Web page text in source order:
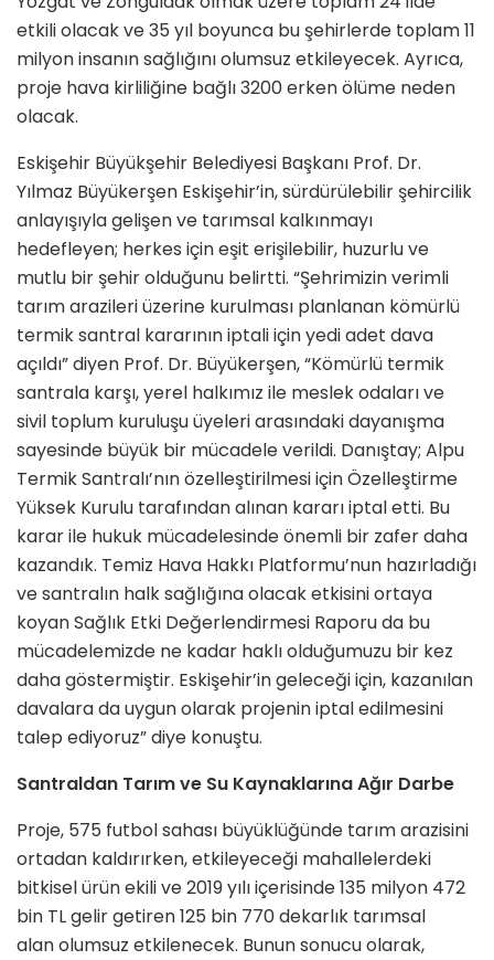
etkili olacak ve 35 yıl boyunca bu şehirlerde toplam 11
milyon insanın sağlığını olumsuz etkileyecek. Ayrıca,
proje hava kirliliğine bağlı 3200 erken ölüme neden
olacak.
Eskişehir Büyükşehir Belediyesi Başkanı Prof. Dr.
Yılmaz Büyükerşen Eskişehir’in, sürdürülebilir şehircilik
anlayışıyla gelişen ve tarımsal kalkınmayı
hedefleyen; herkes için eşit erişilebilir, huzurlu ve
mutlu bir şehir olduğunu belirtti. “Şehrimizin verimli
tarım arazileri üzerine kurulması planlanan kömürlü
termik santral kararının iptali için yedi adet dava
açıldı” diyen Prof. Dr. Büyükerşen, “Kömürlü termik
santrala karşı, yerel halkımız ile meslek odaları ve
sivil toplum kuruluşu üyeleri arasındaki dayanışma
sayesinde büyük bir mücadele verildi. Danıştay; Alpu
Termik Santralı’nın özelleştirilmesi için Özelleştirme
Yüksek Kurulu tarafından alınan kararı iptal etti. Bu
karar ile hukuk mücadelesinde önemli bir zafer daha
kazandık. Temiz Hava Hakkı Platformu’nun hazırladığı
ve santralın halk sağlığına olacak etkisini ortaya
koyan Sağlık Etki Değerlendirmesi Raporu da bu
mücadelemizde ne kadar haklı olduğumuzu bir kez
daha göstermiştir. Eskişehir’in geleceği için, kazanılan
davalara da uygun olarak projenin iptal edilmesini
talep ediyoruz” diye konuştu.
Santraldan Tarım ve Su Kaynaklarına Ağır Darbe
Proje, 575 futbol sahası büyüklüğünde tarım arazisini
ortadan kaldırırken, etkileyeceği mahallelerdeki
bitkisel ürün ekili ve 2019 yılı içerisinde 135 milyon 472
bin TL gelir getiren 125 bin 770 dekarlık tarımsal
alan olumsuz etkilenecek. Bunun sonucu olarak,